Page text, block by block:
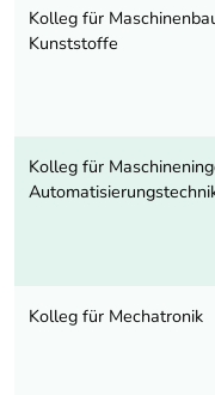
Kolleg für
Kunststoffe
Kolleg für
Kolleg für Mechatronik